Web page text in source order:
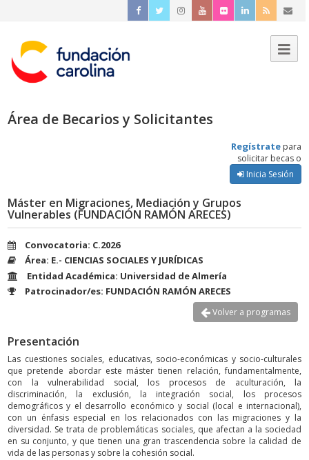
Área de Becarios y Solicitantes
Regístrate para
solicitar becas o
Inicia Sesión
Máster en Migraciones, Mediación y Grupos
Vulnerables (FUNDACIÓN RAMÓN ARECES)
Convocatoria: C.2026
Área: E.- CIENCIAS SOCIALES Y JURÍDICAS
Entidad Académica: Universidad de Almería
Patrocinador/es: FUNDACIÓN RAMÓN ARECES
Volver a programas
Presentación
Las cuestiones sociales, educativas, socio-económicas y socio-culturales
que pretende abordar este máster tienen relación, fundamentalmente,
con la vulnerabilidad social, los procesos de aculturación, la
discriminación, la exclusión, la integración social, los procesos
demográficos y el desarrollo económico y social (local e internacional),
con un énfasis especial en los relacionados con las migraciones y la
diversidad. Se trata de problemáticas sociales, que afectan a la sociedad
en su conjunto, y que tienen una gran trascendencia sobre la calidad de
vida de las personas y sobre la cohesión social.